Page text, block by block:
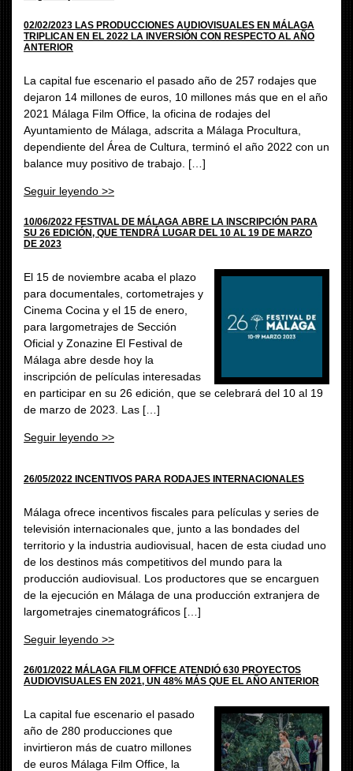
02/02/2023 LAS PRODUCCIONES AUDIOVISUALES EN MÁLAGA
TRIPLICAN EN EL 2022 LA INVERSIÓN CON RESPECTO AL AÑO
ANTERIOR
La capital fue escenario el pasado año de 257 rodajes que
dejaron 14 millones de euros, 10 millones más que en el año
2021 Málaga Film Office, la oficina de rodajes del
Ayuntamiento de Málaga, adscrita a Málaga Procultura,
dependiente del Área de Cultura, terminó el año 2022 con un
balance muy positivo de trabajo. […]
Seguir leyendo >>
10/06/2022 FESTIVAL DE MÁLAGA ABRE LA INSCRIPCIÓN PARA
SU 26 EDICIÓN, QUE TENDRÁ LUGAR DEL 10 AL 19 DE MARZO
DE 2023
El 15 de noviembre acaba el plazo
para documentales, cortometrajes y
Cinema Cocina y el 15 de enero,
para largometrajes de Sección
Oficial y Zonazine El Festival de
Málaga abre desde hoy la
inscripción de películas interesadas
en participar en su 26 edición, que se celebrará del 10 al 19
de marzo de 2023. Las […]
Seguir leyendo >>
26/05/2022 INCENTIVOS PARA RODAJES INTERNACIONALES
Málaga ofrece incentivos fiscales para películas y series de
televisión internacionales que, junto a las bondades del
territorio y la industria audiovisual, hacen de esta ciudad uno
de los destinos más competitivos del mundo para la
producción audiovisual. Los productores que se encarguen
de la ejecución en Málaga de una producción extranjera de
largometrajes cinematográficos […]
Seguir leyendo >>
26/01/2022 MÁLAGA FILM OFFICE ATENDIÓ 630 PROYECTOS
AUDIOVISUALES EN 2021, UN 48% MÁS QUE EL AÑO ANTERIOR
La capital fue escenario el pasado
año de 280 producciones que
invirtieron más de cuatro millones
de euros Málaga Film Office, la